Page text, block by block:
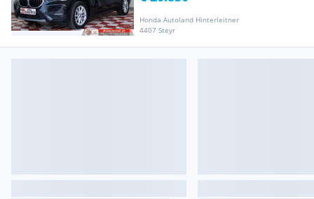
Honda Autoland Hinterleitner
4407 Steyr